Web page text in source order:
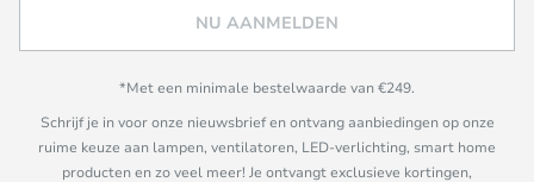
NU AANMELDEN
*Met een minimale bestelwaarde van €249.
Schrijf je in voor onze nieuwsbrief en ontvang aanbiedingen op onze
ruime keuze aan lampen, ventilatoren, LED-verlichting, smart home
producten en zo veel meer! Je ontvangt exclusieve kortingen,